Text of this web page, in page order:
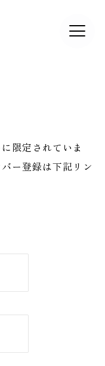
限定されていま
ー登録は下記リン